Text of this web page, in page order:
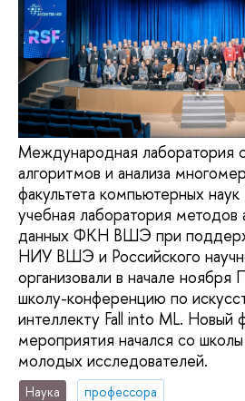
Международная лаборатория
алгоритмов и анализа
факультета компьютерных
учебная лаборатория методов
данных ФКН ВШЭ при
НИУ ВШЭ и Российского
организовали в начале
школу-конференцию по
интеллекту Fall into ML. Новый
мероприятия начался со
молодых исследователей.
Наука
профессора